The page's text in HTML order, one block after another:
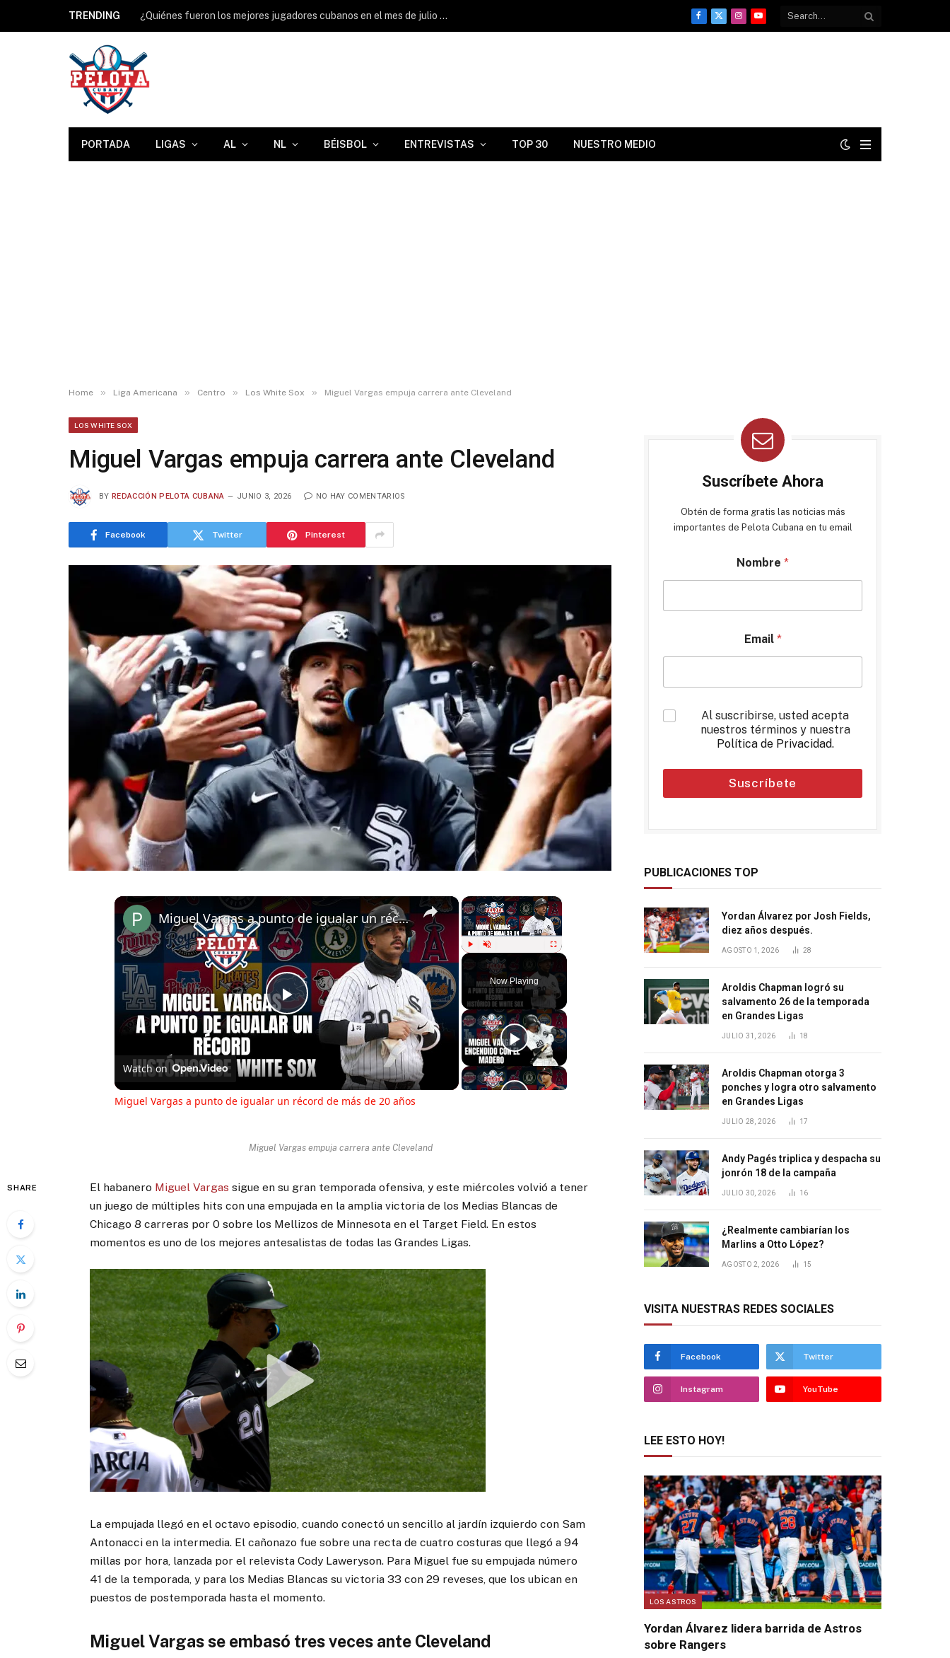
TRENDING ¿Quiénes fueron los mejores jugadores cubanos en el mes de julio en Triple A?
Facebook
X
InstagramYouTube
PORTADA LIGAS AL NL BÉISBOL ENTREVISTAS TOP 30 NUESTRO MEDIO
Home » Liga Americana » Centro » Los White Sox » Miguel Vargas empuja carrera ante Cleveland
LOS WHITE SOX
Miguel Vargas empuja carrera ante Cleveland
BY REDACCIÓN PELOTA CUBANA JUNIO 3, 2026 NO HAY COMENTARIOS
Facebook Twitter Pinterest
×
Unmute Fullscreen
Now Playing
×
Play
Video
Miguel Vargas a punto de igualar un récord de más de 20 años
Watch on
Miguel Vargas a punto de igualar un récord de más de 20 años
Miguel Vargas empuja carrera ante Cleveland
SHARE El habanero Miguel Vargas sigue en su gran temporada ofensiva, y este miércoles volvió a tener
un juego de múltiples hits con una empujada en la amplia victoria de los Medias Blancas de
Chicago 8 carreras por 0 sobre los Mellizos de Minnesota en el Target Field. En estos
momentos es uno de los mejores antesalistas de todas las Grandes Ligas.
La empujada llegó en el octavo episodio, cuando conectó un sencillo al jardín izquierdo con Sam
Antonacci en la intermedia. El cañonazo fue sobre una recta de cuatro costuras que llegó a 94
millas por hora, lanzada por el relevista Cody Laweryson. Para Miguel fue su empujada número
41 de la temporada, y para los Medias Blancas su victoria 33 con 29 reveses, que los ubican en
puestos de postemporada hasta el momento.
Miguel Vargas se embasó tres veces ante Cleveland
Suscríbete Ahora
Obtén de forma gratis las noticias más
importantes de Pelota Cubana en tu email
Nombre *
Email *
*
Al suscribirse, usted acepta
nuestros términos y nuestra
Política de Privacidad.
Suscríbete
PUBLICACIONES TOP
Yordan Álvarez por Josh Fields,
diez años después.
AGOSTO 1, 2026 28
Aroldis Chapman logró su
salvamento 26 de la temporada
en Grandes Ligas
JULIO 31, 2026 18
Aroldis Chapman otorga 3
ponches y logra otro salvamento
en Grandes Ligas
JULIO 28, 2026 17
Andy Pagés triplica y despacha su
jonrón 18 de la campaña
JULIO 30, 2026 16
¿Realmente cambiarían los
Marlins a Otto López?
AGOSTO 2, 2026 15
VISITA NUESTRAS REDES SOCIALES
Facebook Twitter
Instagram YouTube
LEE ESTO HOY!
LOS ASTROS
Yordan Álvarez lidera barrida de Astros
sobre Rangers